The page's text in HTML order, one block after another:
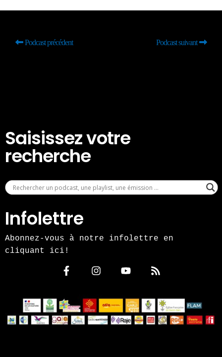
Podcast précédent Podcast suivant
Saisissez votre
recherche
Infolettre
Abonnez-vous à notre infolettre en
cliquant ici!